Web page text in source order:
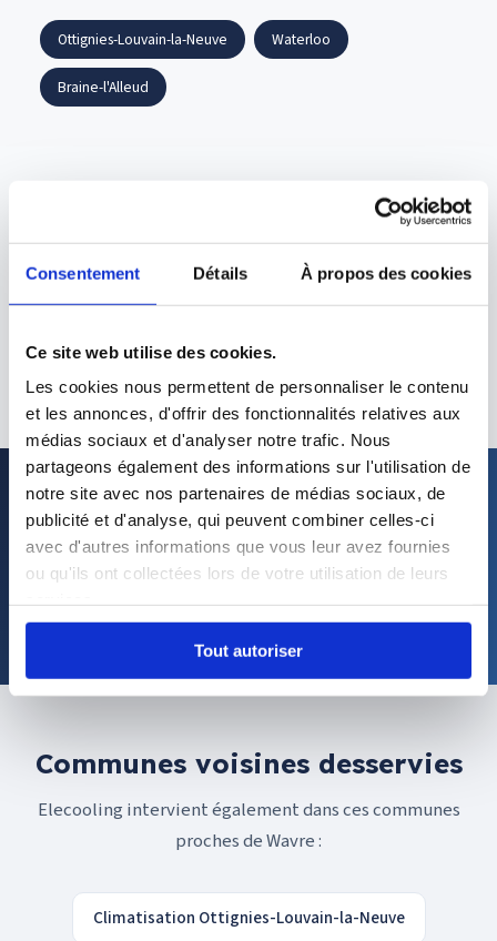
Consentement Détails À propos des cookies
Ce site web utilise des cookies.
Les cookies nous permettent de personnaliser le contenu
et les annonces, d'offrir des fonctionnalités relatives aux
médias sociaux et d'analyser notre trafic. Nous
partageons également des informations sur l'utilisation de
notre site avec nos partenaires de médias sociaux, de
publicité et d'analyse, qui peuvent combiner celles-ci
avec d'autres informations que vous leur avez fournies
ou qu'ils ont collectées lors de votre utilisation de leurs
Tout autoriser
Ottignies-Louvain-la-Neuve Waterloo
Braine-l'Alleud
Comment obtenir un devis ?
Installateur HVAC a Wavre
Devis gratuit 48h. Certifie Rescert et VCA.
Devis gratuit +32 484 71 10 44
Communes voisines desservies
Elecooling intervient également dans ces communes
proches de Wavre :
Climatisation Ottignies-Louvain-la-Neuve